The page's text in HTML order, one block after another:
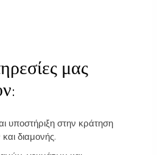
μας
υποστήριξη στην κράτηση
διαμονής.